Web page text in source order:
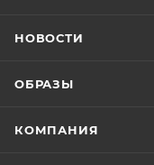
НОВОСТИ
ОБРАЗЫ
КОМПАНИЯ